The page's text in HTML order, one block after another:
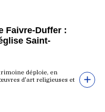
Faivre-Duffer :
Saint-
déploie, en
d'art religieuses et